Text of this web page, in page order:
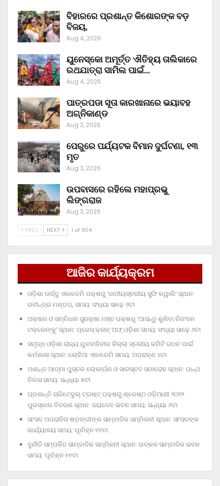
ବିହାରରେ ପ୍ରଶାନ୍ତ କିଶୋରଙ୍କ ବଡ଼
ବିଜୟ,
Aug 4, 2026
ୟୁନେସ୍କୋ ଅମୂର୍ତ୍ତ ଐତିହ୍ୟ ତାଲିକାରେ
ରଥଯାତ୍ରା ସାମିଲ ପାଇଁ…
Aug 4, 2026
ପାତ୍ରପଡା ସୂତା କାରଖାନାରେ ଭୟାବହ
ଅଗ୍ନିକାଣ୍ଡ
Aug 3, 2026
ପେରୁରେ ପର୍ଯ୍ୟଟକ ବିମାନ ଦୁର୍ଘଟଣା, ୧୩
ମୃତ
Aug 3, 2026
ଉପବାସରେ ରହିଲେ ମହାପ୍ରଭୁ
ଲିଙ୍ଗରାଜ
Aug 3, 2026
PREV NEXT 1 of 954
ଆଜିର କାର୍ଯ୍ୟକ୍ରମ
ଓଡ଼ିଶା ଊର୍ଦ୍ଦୁ ଏକାଡେମି ପକ୍ଷରୁ ‘ଜାତୀୟସ୍ତରୀୟ ସୁଫି କୱାଲି’ ସ୍ଥାନ:
ରବୀନ୍ଦ୍ର ମଣ୍ଡପ, ସମୟ: ସଂଧ୍ୟା ସାଢ଼େ ୬ଟା
ଅକ୍ଷର ଓ ସମ୍ବିଧାନ ସୁରକ୍ଷା ମଞ୍ଚ ପକ୍ଷରୁ ‘ଆସନ୍ତୁ ଶୁଣିବା ନିରଂଜନ
ଟକ୍‌ଲେଙ୍କୁ’ ସ୍ଥାନ: ପ୍ରେସ୍‌ କ୍ଲବ୍‌ ଅଫ୍‌ ଓଡ଼ିଶା ସମୟ: ସଂଧ୍ୟା ସାଢ଼େ ୬ଟା
ସମୃଦ୍ଧ ଓଡ଼ିଶା ରାଜ୍ୟ ଯୁବବାହିନୀର ଜିଲ୍ଲା ସ୍ତରୀୟ କମିଟି ଗଠନ ପାଇଁ
କର୍ମଶାଳା ସ୍ଥାନ: ଲୋହିଆ ଏକାଡେମି ସମୟ: ଅପରାହ୍‌ଣ ୪ଟା
ଅଶାନ୍ତ ଆତ୍ମା ପୁସ୍ତକ ଲୋକାର୍ପଣ ଓ ସାରସ୍ବତ ସମାରୋହ ସ୍ଥାନ: ପାନ୍ଥ
ନିବାସ ସମୟ: ସନ୍ଧ୍ୟା ୫ଟା
ପ୍ରଶାନ୍ତି ଚାରିଟେବୁଲ୍‌ ଟ୍ରଷ୍ଟ୍‌ ପକ୍ଷରୁ ଶ୍ରେଷ୍ଠ ଓଡ଼ିଆଣୀ ୨୦୨୨
ପୁରସ୍କାର ବିତରଣ ସ୍ଥାନ: ଜୟଦେବ ଭବନ ସମୟ: ସନ୍ଧ୍ୟା ୬ଟା
ସାଂସଦ ଅପରାଜିତା ଷଡ଼ଙ୍ଗୀଙ୍କ ସାମ୍ବାଦିକ ସମ୍ମିଳନୀ ସ୍ଥାନ: ସାଂସଦଙ୍କ
କାର୍ଯ୍ୟାଳୟ ସମୟ: ପୂର୍ବାହ୍ନ ୧୧ଟା
ଦୁର୍ନୀତି ସମ୍ପର୍କିତ ସାମ୍ବାଦିକ ସମ୍ମିଳନୀ ସ୍ଥାନ: ଉତ୍କଳ ସାମ୍ବାଦିକ ଭବନ
ସମୟ: ପୂର୍ବାହ୍ନ ୧୧ଟା